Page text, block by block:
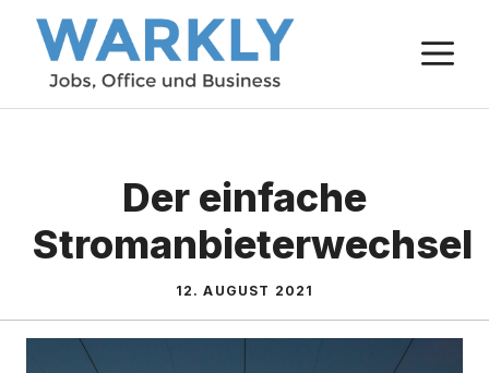
Zum
Inhalt
springen
Der einfache
Stromanbieterwechsel
12. AUGUST 2021